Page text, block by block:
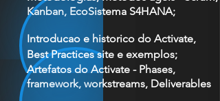
Kanban, EcoSistema S4HANA;
Introducao e historico do Activate,
Best Practices site e exemplos;
Artefatos do Activate - Phases,
framework, workstreams, Deliverables